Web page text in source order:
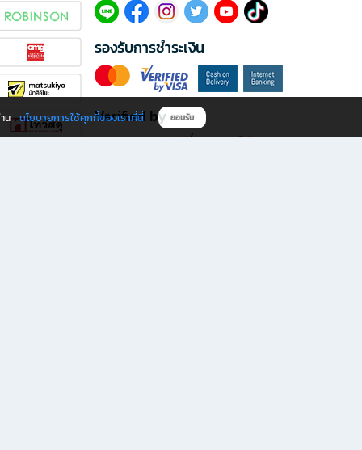
รองรับการชำระเงิน
Verified by
น นโยบายการใช้คุกกี้ของเราที่นี่ ยอมรับ